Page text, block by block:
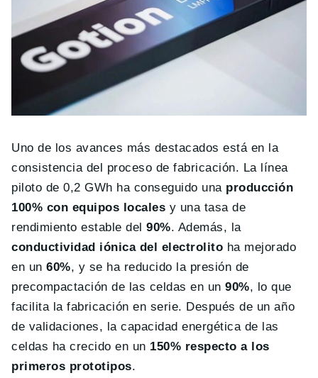
Uno de los avances más destacados está en la
consistencia del proceso de fabricación. La línea
piloto de 0,2 GWh ha conseguido una producción
100% con equipos locales y una tasa de
rendimiento estable del90%. Además, la
conductividad iónica del electrolito ha mejorado
en un60%, y se ha reducido la presión de
precompactación de las celdas en un90%, lo que
facilita la fabricación en serie. Después de un año
de validaciones, la capacidad energética de las
celdas ha crecido en un 150% respecto a los
primeros prototipos.